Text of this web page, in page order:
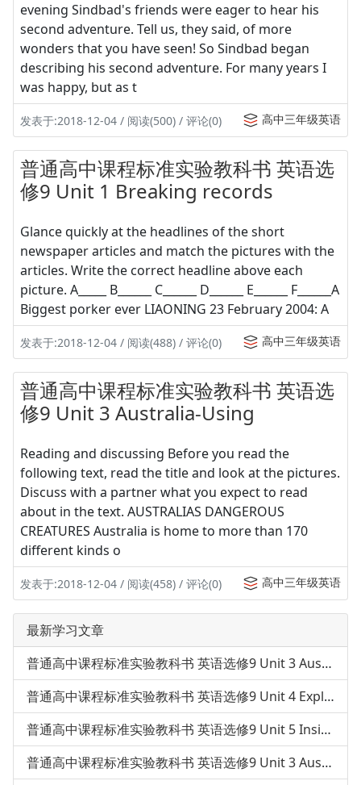
evening Sindbad's friends were eager to hear his
second adventure. Tell us, they said, of more
wonders that you have seen! So Sindbad began
describing his second adventure. For many years I
was happy, but as t
发表于:2018-12-04 / 阅读(500) / 评论(0) 高中三年级英语
普通高中课程标准实验教科书 英语选
修9 Unit 1 Breaking records
Glance quickly at the headlines of the short
newspaper articles and match the pictures with the
articles. Write the correct headline above each
picture. A_____ B______ C______ D______ E______ F______A
Biggest porker ever LIAONING 23 February 2004: A
发表于:2018-12-04 / 阅读(488) / 评论(0) 高中三年级英语
普通高中课程标准实验教科书 英语选
修9 Unit 3 Australia-Using
Reading and discussing Before you read the
following text, read the title and look at the pictures.
Discuss with a partner what you expect to read
about in the text. AUSTRALIAS DANGEROUS
CREATURES Australia is home to more than 170
different kinds o
发表于:2018-12-04 / 阅读(458) / 评论(0) 高中三年级英语
最新学习文章
普通高中课程标准实验教科书 英语选修9 Unit 3 Australia-Words
普通高中课程标准实验教科书 英语选修9 Unit 4 Exploring plants
普通高中课程标准实验教科书 英语选修9 Unit 5 Inside advertisi
普通高中课程标准实验教科书 英语选修9 Unit 3 Australia-Readin